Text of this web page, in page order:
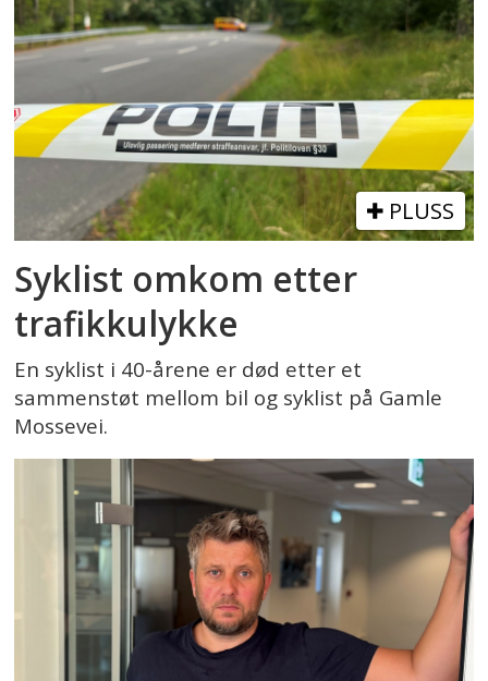
PLUSS
Syklist omkom etter
trafikkulykke
En syklist i 40-årene er død etter et
sammenstøt mellom bil og syklist på Gamle
Mossevei.